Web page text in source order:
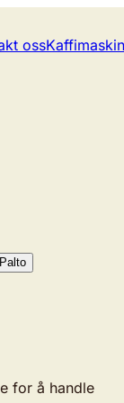
oss
for å handle